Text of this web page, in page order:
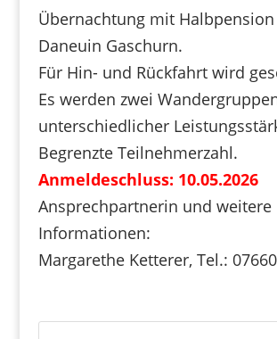
Übernachtung mit
Daneuin Gaschurn.
Für Hin- und Rückfahrt wird
Es werden zwei
unterschiedlicher
Begrenzte Teilnehmerzahl.
Anmeldeschluss: 10.05.2026
Ansprechpartnerin und weitere
Informationen:
Margarethe Ketterer, Tel.: